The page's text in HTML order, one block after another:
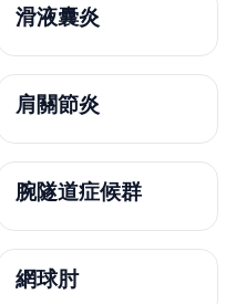
滑液囊炎
肩關節炎
腕隧道症候群
網球肘